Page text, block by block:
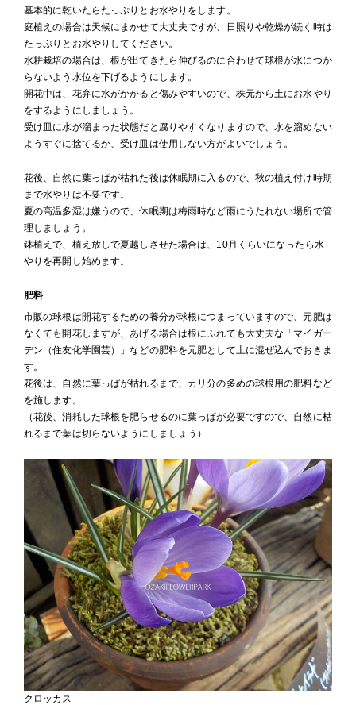
基本的に乾いたらたっぷりとお水やりをします。
庭植えの場合は天候にまかせて大丈夫ですが、日照りや乾燥が続く時は
たっぷりとお水やりしてください。
水耕栽培の場合は、根が出てきたら伸びるのに合わせて球根が水につか
らないよう水位を下げるようにします。
開花中は、花弁に水がかかると傷みやすいので、株元から土にお水やり
をするようにしましょう。
受け皿に水が溜まった状態だと腐りやすくなりますので、水を溜めない
ようすぐに捨てるか、受け皿は使用しない方がよいでしょう。
花後、自然に葉っぱが枯れた後は休眠期に入るので、秋の植え付け時期
まで水やりは不要です。
夏の高温多湿は嫌うので、休眠期は梅雨時など雨にうたれない場所で管
理しましょう。
鉢植えで、植え放しで夏越しさせた場合は、10月くらいになったら水
やりを再開し始めます。
肥料
市販の球根は開花するための養分が球根につまっていますので、元肥は
なくても開花しますが、あげる場合は根にふれても大丈夫な「マイガー
デン（住友化学園芸）」などの肥料を元肥として土に混ぜ込んでおきま
す。
花後は、自然に葉っぱが枯れるまで、カリ分の多めの球根用の肥料など
を施します。
（花後、消耗した球根を肥らせるのに葉っぱが必要ですので、自然に枯
れるまで葉は切らないようにしましょう）
クロッカス